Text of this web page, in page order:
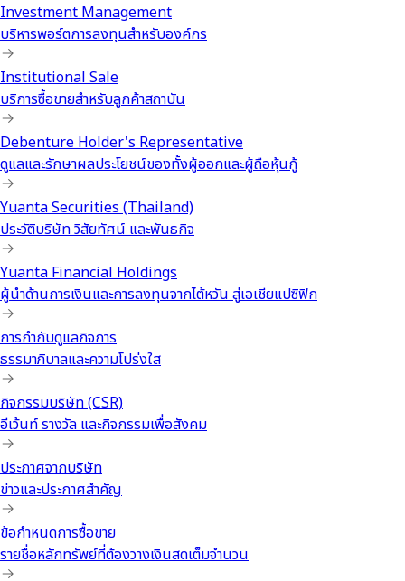
Investment Management
บริหารพอร์ตการลงทุนสำหรับองค์กร
Institutional Sale
บริการซื้อขายสำหรับลูกค้าสถาบัน
Debenture Holder's Representative
ดูแลและรักษาผลประโยชน์ของทั้งผู้ออกและผู้ถือหุ้นกู้
Yuanta Securities (Thailand)
ประวัติบริษัท วิสัยทัศน์ และพันธกิจ
Yuanta Financial Holdings
ผู้นำด้านการเงินและการลงทุนจากไต้หวัน สู่เอเชียแปซิฟิก
การกำกับดูแลกิจการ
ธรรมาภิบาลและความโปร่งใส
กิจกรรมบริษัท (CSR)
อีเว้นท์ รางวัล และกิจกรรมเพื่อสังคม
ประกาศจากบริษัท
ข่าวและประกาศสำคัญ
ข้อกำหนดการซื้อขาย
รายชื่อหลักทรัพย์ที่ต้องวางเงินสดเต็มจำนวน